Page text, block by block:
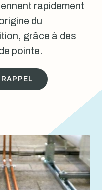
rapidement
du
grâce à des
pointe.
RAPPEL